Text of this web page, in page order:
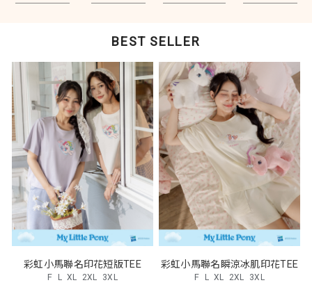
BEST SELLER
彩虹小馬聯名印花短版TEE
F L XL 2XL 3XL
彩虹小馬聯名瞬涼冰肌印花TEE
F L XL 2XL 3XL